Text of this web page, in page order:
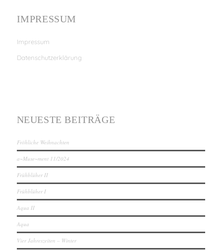
IMPRESSUM
Impressum
Datenschutzerklärung
NEUESTE BEITRÄGE
Fröhliche Weihnachten
a~Muse~ment 11/2024
Frühblüher II
Frühblüher I
Aqua II
Aqua
Vier Jahreszeiten – Winter